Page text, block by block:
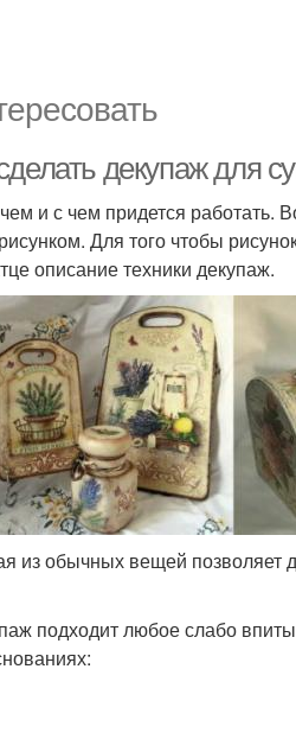
декупаж для
и с чем придется
Для того чтобы
описание техники декупаж.
из обычных вещей позволяет
подходит любое слабо